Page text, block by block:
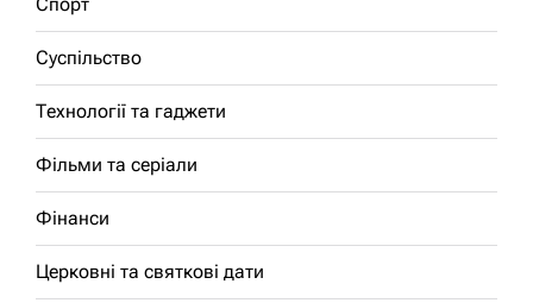
Суспільство
Технології та гаджети
Фільми та серіали
Фінанси
Церковні та святкові дати